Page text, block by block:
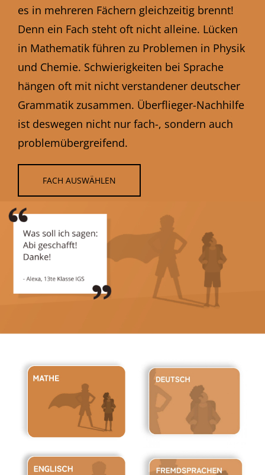
es in mehreren Fächern gleichzeitig brennt!
Denn ein Fach steht oft nicht alleine. Lücken
in Mathematik führen zu Problemen in Physik
und Chemie. Schwierigkeiten bei Sprache
hängen oft mit nicht verstandener deutscher
Grammatik zusammen. Überflieger-Nachhilfe
ist deswegen nicht nur fach-, sondern auch
problemübergreifend.
FACH AUSWÄHLEN